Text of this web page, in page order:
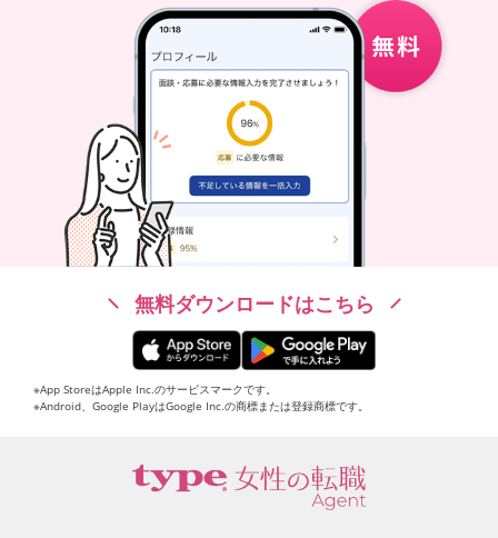
無料ダウンロードはこちら
※App StoreはApple Inc.のサービスマークです。
※Android、Google PlayはGoogle Inc.の商標または登録商標です。